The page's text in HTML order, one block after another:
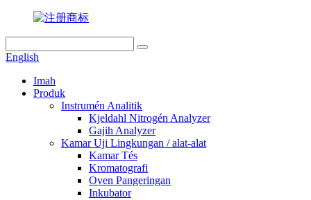
English
Imah
Produk
Instrumén Analitik
Kjeldahl Nitrogén Analyzer
Gajih Analyzer
Kamar Uji Lingkungan / alat-alat
Kamar Tés
Kromatografi
Oven Pangeringan
Inkubator